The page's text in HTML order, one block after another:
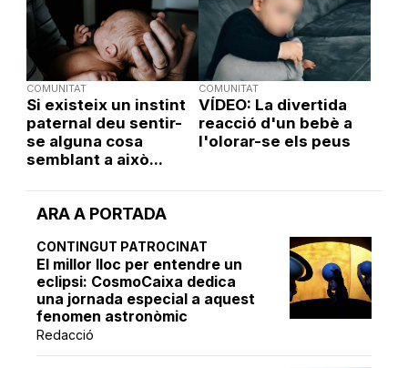
ARA A PORTADA
CONTINGUT PATROCINAT
El millor lloc per entendre un
eclipsi: CosmoCaixa dedica
una jornada especial a aquest
fenomen astronòmic
Redacció
COMUNITAT
Si existeix un instint
paternal deu sentir-
se alguna cosa
semblant a això...
COMUNITAT
VÍDEO: La divertida
reacció d'un bebè a
l'olorar-se els peus